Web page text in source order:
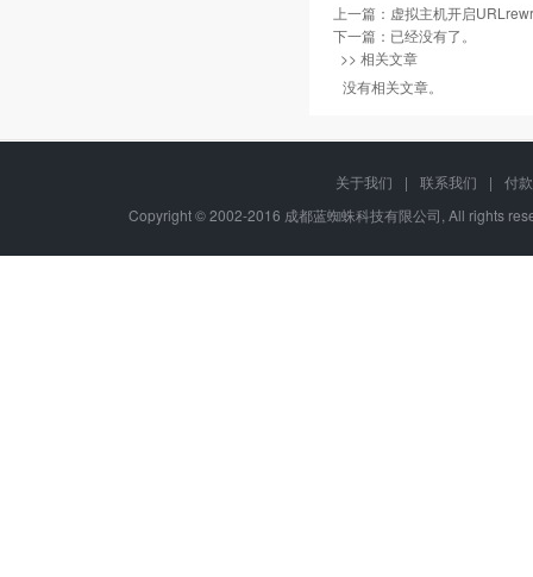
上一篇： 虚拟主机开启
下一篇：已经没有了。
>> 相关文章
没有相关文章。
关于我们 | 联系我们 |
付
Copyright © 2002-2016 成都蓝蜘蛛科技有限公司, All rights